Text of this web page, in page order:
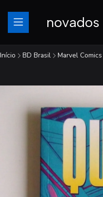
novados
Início BD Brasil Marvel Comics